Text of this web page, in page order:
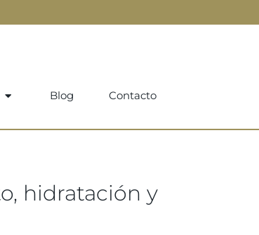
Blog Contacto
hidratación y